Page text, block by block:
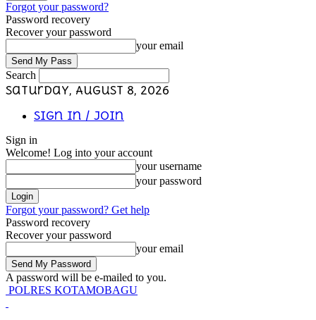
Forgot your password?
Password recovery
Recover your password
your email
Search
Saturday, August 8, 2026
Sign in / Join
Sign in
Welcome! Log into your account
your username
your password
Forgot your password? Get help
Password recovery
Recover your password
your email
A password will be e-mailed to you.
POLRES KOTAMOBAGU